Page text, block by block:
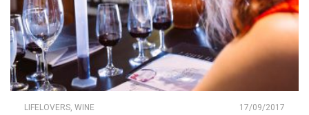
LIFELOVERS WINE 17/09/2017